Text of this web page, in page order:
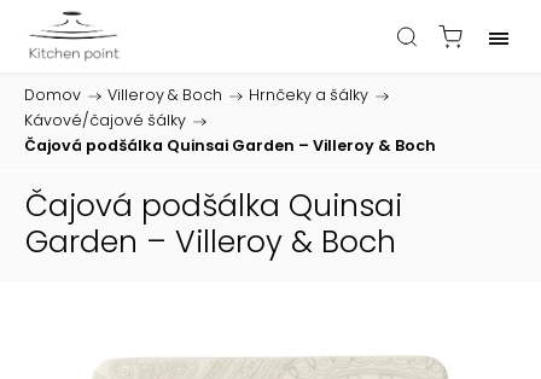
Domov / Villeroy & Boch / Hrnčeky a šálky /
Kávové/čajové šálky /
Čajová podšálka Quinsai Garden – Villeroy & Boch
Čajová podšálka Quinsai
Garden – Villeroy & Boch